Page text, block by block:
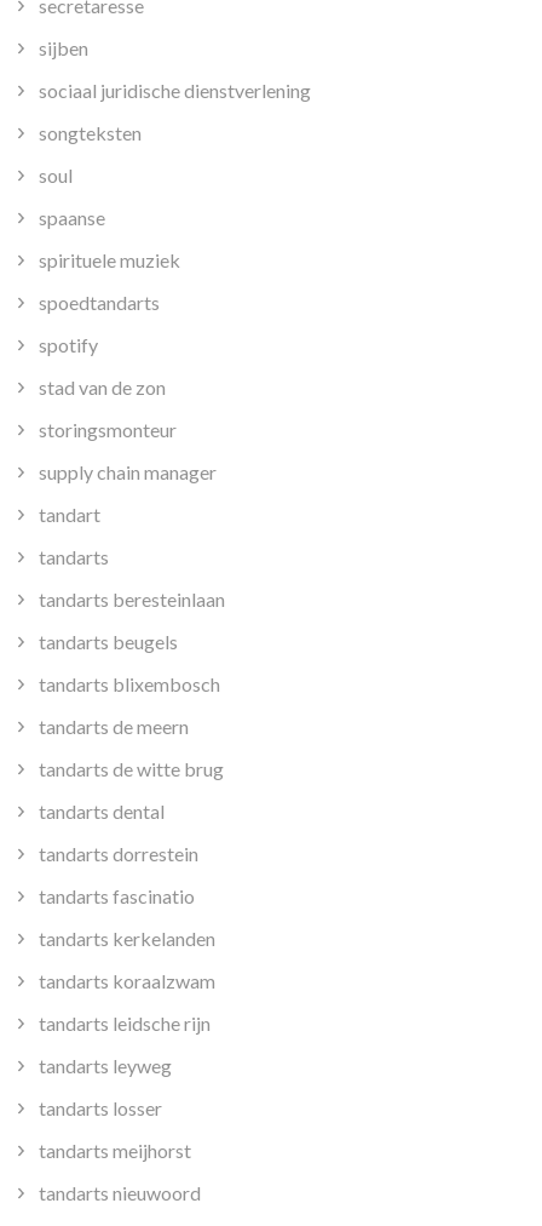
secretaresse
sijben
sociaal juridische dienstverlening
songteksten
soul
spaanse
spirituele muziek
spoedtandarts
spotify
stad van de zon
storingsmonteur
supply chain manager
tandart
tandarts
tandarts beresteinlaan
tandarts beugels
tandarts blixembosch
tandarts de meern
tandarts de witte brug
tandarts dental
tandarts dorrestein
tandarts fascinatio
tandarts kerkelanden
tandarts koraalzwam
tandarts leidsche rijn
tandarts leyweg
tandarts losser
tandarts meijhorst
tandarts nieuwoord